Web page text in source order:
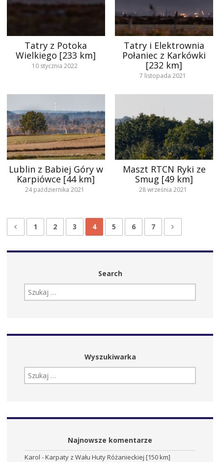
Tatry z Potoka
Wielkiego [233 km]
10 stycznia 2022
Tatry i Elektrownia
Połaniec z Karkówki
[232 km]
7 listopada 2021
Lublin z Babiej Góry w
Karpiówce [44 km]
24 października 2021
Maszt RTCN Ryki ze
Smug [49 km]
28 września 2021
1 2 3 4 5 6 7
Search
SZUKAJ:
Wyszukiwarka
SZUKAJ:
Najnowsze komentarze
Karol -Karpaty z Wału Huty Różanieckiej [150 km]